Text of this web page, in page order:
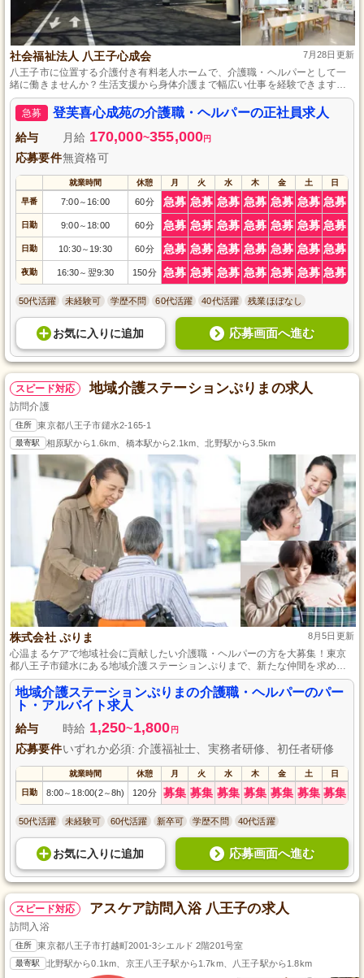
社会福祉法人 八王子心成会 7月28日更新
八王子市に位置する介護付き有料老人ホームで、介護職・ヘルパーとして一
緒に働きませんか？生活支援から身体介護まで幅広い仕事を経験できます。
アットホームな雰囲気のもと、利用者さまとの家族のような信頼関係を築き
ながら働けるのが魅力です。車通勤も可能で、食事補助など福利厚生も充実
しています。楽しくやりがいのある仕事を希望する方には最適な環境がここ
にあります。
急募 登芙喜心成苑の介護職・ヘルパーの正社員求人
給与 月給 170,000~355,000円
応募要件無資格可
就業時間 休憩 月 火 水 木 金 土 日
早番 7:00～ 16:00 60分 急募 急募 急募 急募 急募 急募 急募
日勤 9:00～ 18:00 60分 急募 急募 急募 急募 急募 急募 急募
日勤 10:30～ 19:30 60分 急募 急募 急募 急募 急募 急募 急募
夜勤 16:30～ 翌9:30 150分 急募 急募 急募 急募 急募 急募 急募
50代活躍 未経験可 学歴不問 60代活躍 40代活躍 残業ほぼなし
お気に入り に追加 応募画面へ進む
スピード対応 地域介護ステーションぷりまの求人
訪問介護
住所 東京都八王子市鑓水2-165-1
最寄駅 相原駅から1.6km、橋本駅から2.1km、北野駅から3.5km
株式会社 ぷりま 8月5日更新
心温まるケアで地域社会に貢献したい介護職・ヘルパーの方を大募集！東京
都八王子市鑓水にある地域介護ステーションぷりまで、新たな仲間を求めて
います。利用者様に寄り添ったきめ細やかな訪問介護サービスを提供し、自
立をサポート。初任者研修修了者から介護福祉士まで、あなたの資格と経験
を活かせる絶好の環境です。やりがいのある職場で、利用者様の毎日を支
え、笑顔を生み出すケアを一緒に提供しましょう。
地域介護ステーションぷりまの介護職・ヘルパーのパー
ト・アルバイト求人
給与 時給 1,250~1,800 円
応募要件いずれか必須: 介護福祉士、実務者研修、初任者研修
就業時間 休憩 月 火 水 木 金 土 日
日勤 8:00～ 18:00(2～8h) 120分 募集 募集 募集 募集 募集 募集 募集
50代活躍 未経験可 60代活躍 新卒可 学歴不問 40代活躍
お気に入り に追加 応募画面へ進む
スピード対応 アスケア訪問入浴 八王子の求人
訪問入浴
住所 東京都八王子市打越町2001-3シエルド 2階201号室
最寄駅 北野駅から0.1km、京王八王子駅から1.7km、八王子駅から1.8km